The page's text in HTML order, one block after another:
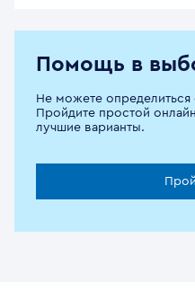
Помощь в
Не можете
Пройдите простой
лучшие варианты.